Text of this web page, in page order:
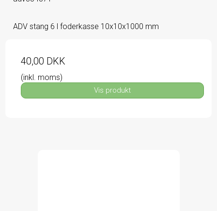
ADV stang 6 l foderkasse 10x10x1000 mm
40,00 DKK
(inkl. moms)
Vis produkt